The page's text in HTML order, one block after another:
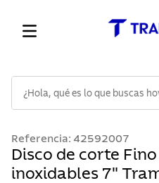
Referencia: 42592007
Disco de corte
inoxidables 7"
1 .
cuchillos
2.
cubiertos